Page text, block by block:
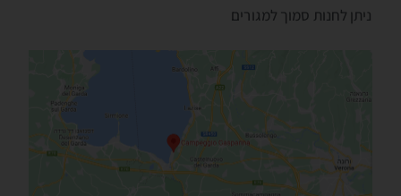
ניתן לחנות סמוך למגורים